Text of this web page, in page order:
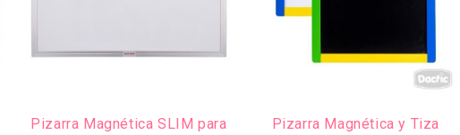
Pizarra Magnética SLIM para
Pizarra Magnética y Tiza